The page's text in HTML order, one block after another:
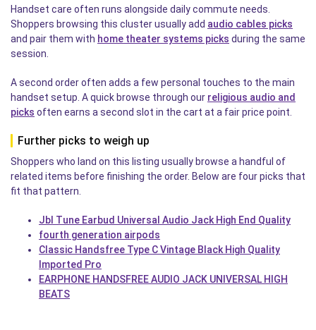
Handset care often runs alongside daily commute needs.
Shoppers browsing this cluster usually add audio cables picks
and pair them with home theater systems picks during the same
session.
A second order often adds a few personal touches to the main
handset setup. A quick browse through our religious audio and
picks often earns a second slot in the cart at a fair price point.
Further picks to weigh up
Shoppers who land on this listing usually browse a handful of
related items before finishing the order. Below are four picks that
fit that pattern.
Jbl Tune Earbud Universal Audio Jack High End Quality
fourth generation airpods
Classic Handsfree Type C Vintage Black High Quality
Imported Pro
EARPHONE HANDSFREE AUDIO JACK UNIVERSAL HIGH
BEATS